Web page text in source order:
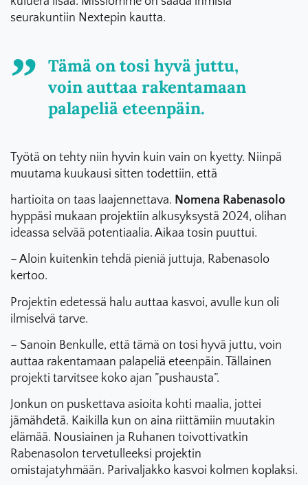
seurakuntiin Nextepin kautta.
Tämä on tosi hyvä juttu,
voin auttaa rakentamaan
palapeliä eteenpäin.
Työtä on tehty niin hyvin kuin vain on kyetty. Niinpä
muutama kuukausi sitten todettiin, että
hartioita on taas laajennettava. Nomena Rabenasolo
hyppäsi mukaan projektiin alkusyksystä 2024, olihan
ideassa selvää potentiaalia. Aikaa tosin puuttui.
– Aloin kuitenkin tehdä pieniä juttuja, Rabenasolo
kertoo.
Projektin edetessä halu auttaa kasvoi, avulle kun oli
ilmiselvä tarve.
– Sanoin Benkulle, että tämä on tosi hyvä juttu, voin
auttaa rakentamaan palapeliä eteenpäin. Tällainen
projekti tarvitsee koko ajan ”pushausta”.
Jonkun on puskettava asioita kohti maalia, jottei
jämähdetä. Kaikilla kun on aina riittämiin muutakin
elämää. Nousiainen ja Ruhanen toivottivatkin
Rabenasolon tervetulleeksi projektin
omistajatyhmään. Parivaljakko kasvoi kolmen koplaksi.